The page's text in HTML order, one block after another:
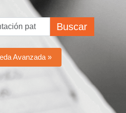
Buscar
Avanzada »